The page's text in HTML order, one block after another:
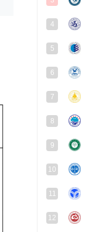
4
5
6
7
8
9
10
11
12